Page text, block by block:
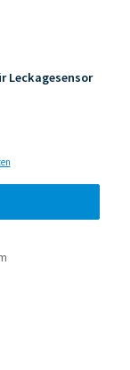
Leckagesensor